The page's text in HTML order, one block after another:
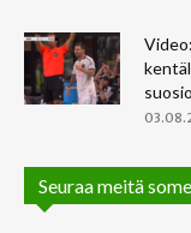
Seuraa meitä